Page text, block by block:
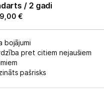
un apmaksa
izvešana
/ 2 gadi
€
bojājumi
pret citiem nejaušiem
pašrisks